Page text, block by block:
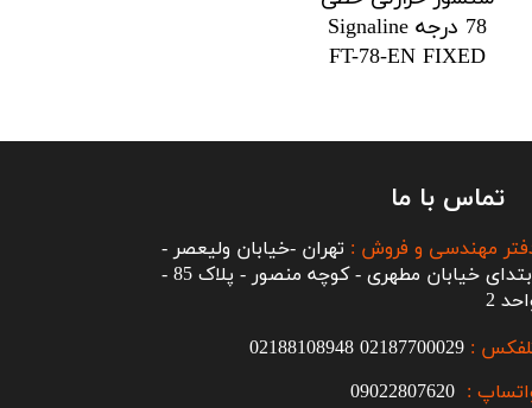
78 درجه Signaline
FT-78-EN FIXED
تماس با ما
:
02187700029
02188108948
:
مهندسی و فروش : تهران -خیابان ولیعصر -
ابتدای خیابان مطهری - کوچه منصور - پلاک 85 -
2